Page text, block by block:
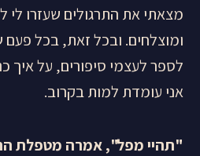
מצאתי את התרגולים שעזרו לי
ומוצלחים. ובכל זאת, בכל פעם
לספר לעצמי סיפורים, על איך
אני עומדת למות בקרוב.
"תהיי מפל", אמרה מטפלת